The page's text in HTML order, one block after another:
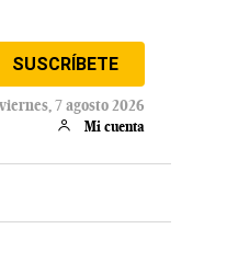
SUSCRÍBETE
viernes, 7 agosto 2026
Mi cuenta